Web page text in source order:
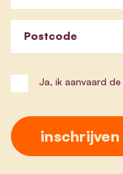
Postcode
Ja, ik aanvaard de